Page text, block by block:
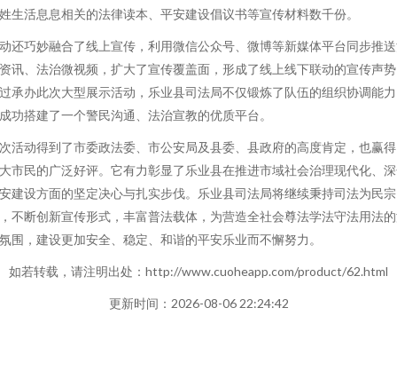
生活息息相关的法律读本、平安建设倡议书等宣传材料数千份。
还巧妙融合了线上宣传，利用微信公众号、微博等新媒体平台同步推
讯、法治微视频，扩大了宣传覆盖面，形成了线上线下联动的宣传声
承办此次大型展示活动，乐业县司法局不仅锻炼了队伍的组织协调能
功搭建了一个警民沟通、法治宣教的优质平台。
活动得到了市委政法委、市公安局及县委、县政府的高度肯定，也赢
市民的广泛好评。它有力彰显了乐业县在推进市域社会治理现代化、
建设方面的坚定决心与扎实步伐。乐业县司法局将继续秉持司法为民宗
不断创新宣传形式，丰富普法载体，为营造全社会尊法学法守法用法
围，建设更加安全、稳定、和谐的平安乐业而不懈努力。
如若转载，请注明出处：http://www.cuoheapp.com/product/62.html
更新时间：2026-08-06 22:24:42